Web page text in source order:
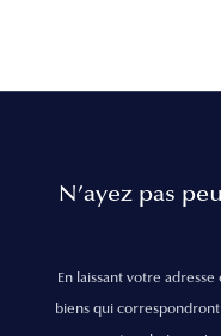
N’ayez pas
En laissant votre
biens qui